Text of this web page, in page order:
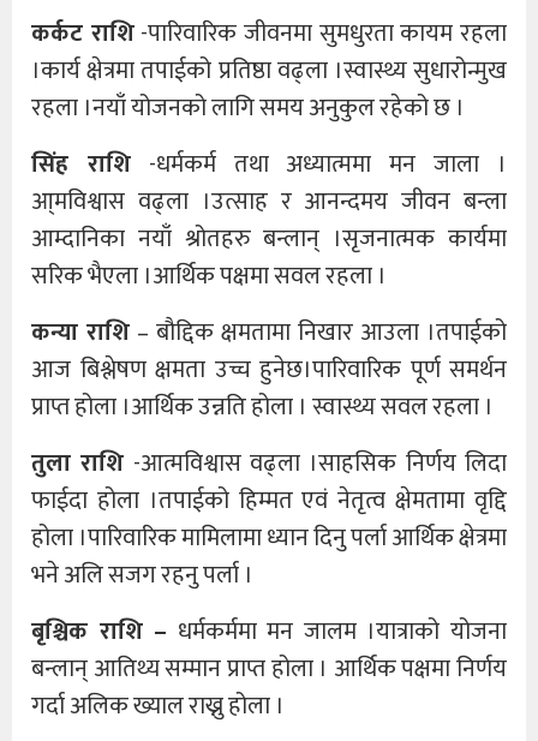
कर्कट राशि-पारिवारिक जीवनमा सुमधुरता कायम रहला
।कार्य क्षेत्रमा तपाईको प्रतिष्ठा वढ्ला ।स्वास्थ्य सुधारोन्मुख
रहला ।नयाँ योजनको लागि समय अनुकुल रहेको छ ।
सिंह राशि-धर्मकर्म तथा अध्यात्ममा मन जाला ।
आ्मविश्वास वढ्ला ।उत्साह र आनन्दमय जीवन बन्ला
आम्दानिका नयाँ श्रोतहरु बन्लान् ।सृजनात्मक कार्यमा
सरिक भैएला ।आर्थिक पक्षमा सवल रहला ।
कन्या राशि – बौद्दिक क्षमतामा निखार आउला ।तपाईको
आज बिश्लेषण क्षमता उच्च हुनेछ।पारिवारिक पूर्ण समर्थन
प्राप्त होला ।आर्थिक उन्नति होला । स्वास्थ्य सवल रहला ।
तुला राशि -आत्मविश्वास वढ्ला ।साहसिक निर्णय लिदा
फाईदा होला ।तपाईको हिम्मत एवं नेतृत्व क्षेमतामा वृद्दि
होला ।पारिवारिक मामिलामा ध्यान दिनु पर्ला आर्थिक क्षेत्रमा
भने अलि सजग रहनु पर्ला ।
बृश्चिक राशि – धर्मकर्ममा मन जालम ।यात्राको योजना
बन्लान् आतिथ्य सम्मान प्राप्त होला । आर्थिक पक्षमा निर्णय
गर्दा अलिक ख्याल राख्नु होला ।